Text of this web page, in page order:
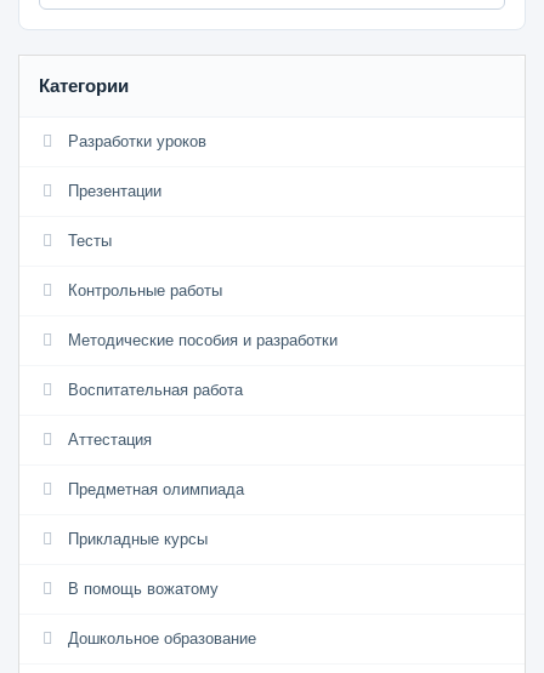
Категории
Разработки уроков
Презентации
Тесты
Контрольные работы
Методические пособия и разработки
Воспитательная работа
Аттестация
Предметная олимпиада
Прикладные курсы
В помощь вожатому
Дошкольное образование